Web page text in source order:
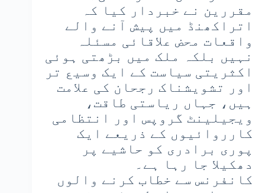
مقررین نے خبردار کیا کہ
اتراکھنڈ میں پیش آنے والے
واقعات محض علاقائی مسئلہ
نہیں بلکہ ملک میں بڑھتی ہوئی
اکثریتی سیاست کے ایک وسیع تر
اور تشویشناک رجحان کی علامت
ہیں، جہاں ریاستی طاقت،
ویجیلینٹ گروپس اور انتظامی
کارروائیوں کے ذریعے ایک
پوری برادری کو حاشیے پر
دھکیلا جا رہا ہے۔
کانفرنس سے خطاب کرنے والوں